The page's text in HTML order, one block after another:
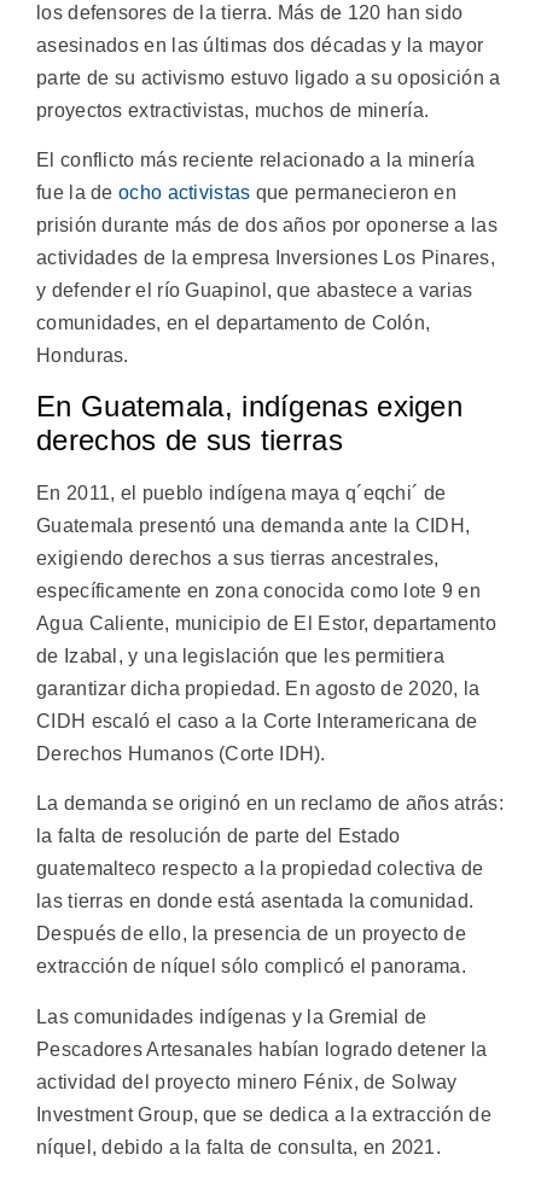
los defensores de la tierra. Más de 120 han sido
asesinados en las últimas dos décadas y la mayor
parte de su activismo estuvo ligado a su oposición a
proyectos extractivistas, muchos de minería.
El conflicto más reciente relacionado a la minería
fue la de ocho activistas que permanecieron en
prisión durante más de dos años por oponerse a las
actividades de la empresa Inversiones Los Pinares,
y defender el río Guapinol, que abastece a varias
comunidades, en el departamento de Colón,
Honduras.
En Guatemala, indígenas exigen
derechos de sus tierras
En 2011, el pueblo indígena maya q´eqchi´ de
Guatemala presentó una demanda ante la CIDH,
exigiendo derechos a sus tierras ancestrales,
específicamente en zona conocida como lote 9 en
Agua Caliente, municipio de El Estor, departamento
de Izabal, y una legislación que les permitiera
garantizar dicha propiedad. En agosto de 2020, la
CIDH escaló el caso a la Corte Interamericana de
Derechos Humanos (Corte IDH).
La demanda se originó en un reclamo de años atrás:
la falta de resolución de parte del Estado
guatemalteco respecto a la propiedad colectiva de
las tierras en donde está asentada la comunidad.
Después de ello, la presencia de un proyecto de
extracción de níquel sólo complicó el panorama.
Las comunidades indígenas y la Gremial de
Pescadores Artesanales habían logrado detener la
actividad del proyecto minero Fénix, de Solway
Investment Group, que se dedica a la extracción de
níquel, debido a la falta de consulta, en 2021.